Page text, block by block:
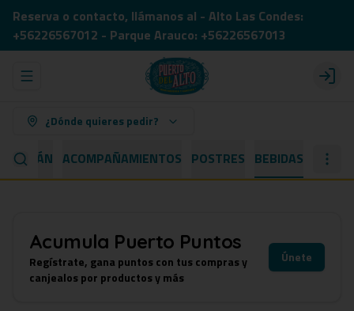
Reserva o contacto, llámanos al - Alto Las Condes:
+56226567012 - Parque Arauco: +56226567013
Abrir menu de navegación Login
¿Dónde quieres pedir?
ACOMPAÑAMIENTOS POSTRES BEBIDAS
Acumula Puerto Puntos
Regístrate, gana puntos con tus compras y
canjealos por productos y más
Únete